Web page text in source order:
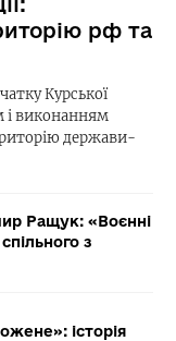
рф та
Курської
і виконанням
держави-
Ращук: «Воєнні
з
історія